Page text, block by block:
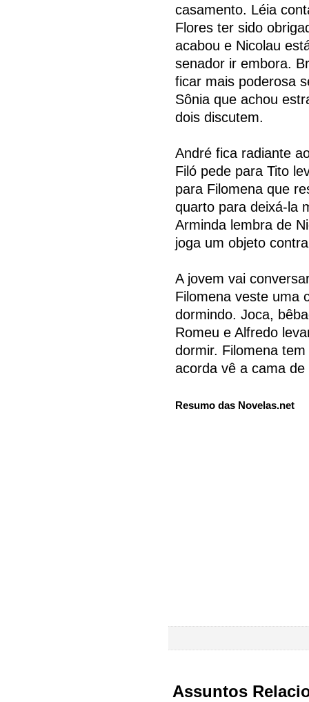
casamento. Léia
Flores ter sido
acabou e Nicolau
senador ir embora.
ficar mais poderosa
Sônia que achou
dois discutem.
André fica radiante
Filó pede para Tito
para Filomena que
quarto para deixá-la
Arminda lembra de
joga um objeto
A jovem vai
Filomena veste uma
dormindo. Joca,
Romeu e Alfredo
dormir. Filomena
acorda vê a cama de
Resumo das Novelas.net
Assuntos